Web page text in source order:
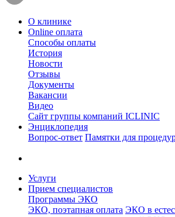
О клинике
Online оплата
Способы оплаты
История
Новости
Отзывы
Документы
Вакансии
Видео
Сайт группы компаний ICLINIC
Энциклопедия
Вопрос-ответ Памятки для
Услуги
Прием специалистов
Программы ЭКО
ЭКО, поэтапная оплата ЭКО в